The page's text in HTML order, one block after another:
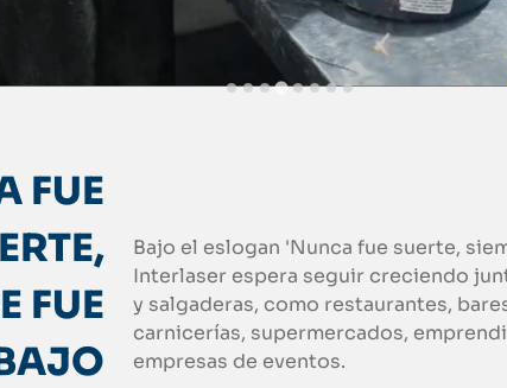
FUE
FUE
Bajo el eslogan 'Nunca fue suerte,
Interlaser espera seguir creciendo
y salgaderas, como restaurantes,
carnicerías, supermercados,
empresas de eventos.